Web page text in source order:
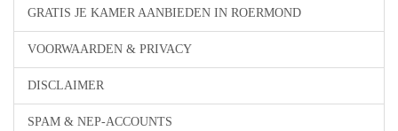
GRATIS JE KAMER AANBIEDEN IN ROERMOND
VOORWAARDEN & PRIVACY
DISCLAIMER
SPAM & NEP-ACCOUNTS